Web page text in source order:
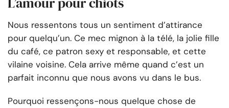
Nous ressentons tous un sentiment d’attirance
pour quelqu’un. Ce mec mignon à la télé, la jolie fille
du café, ce patron sexy et responsable, et cette
vilaine voisine. Cela arrive même quand c’est un
parfait inconnu que nous avons vu dans le bus.
Pourquoi ressençons-nous quelque chose de